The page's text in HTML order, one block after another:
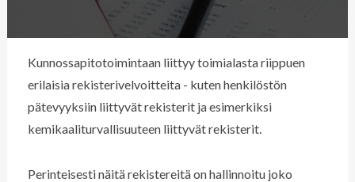
Kunnossapitotoimintaan liittyy toimialasta riippuen
erilaisia rekisterivelvoitteita - kuten henkilöstön
pätevyyksiin liittyvät rekisterit ja esimerkiksi
kemikaaliturvallisuuteen liittyvät rekisterit.
Perinteisesti näitä rekistereitä on hallinnoitu joko